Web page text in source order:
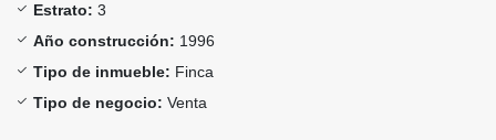
Estrato: 3
Año construcción: 1996
Tipo de inmueble: Finca
Tipo de negocio: Venta